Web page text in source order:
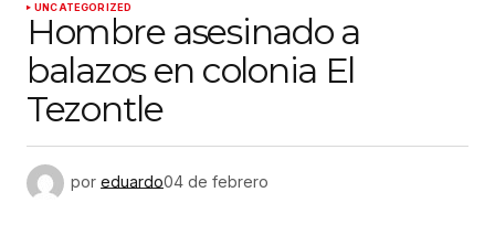
UNCATEGORIZED
Hombre asesinado a
balazos en colonia El
Tezontle
por eduardo04 de febrero